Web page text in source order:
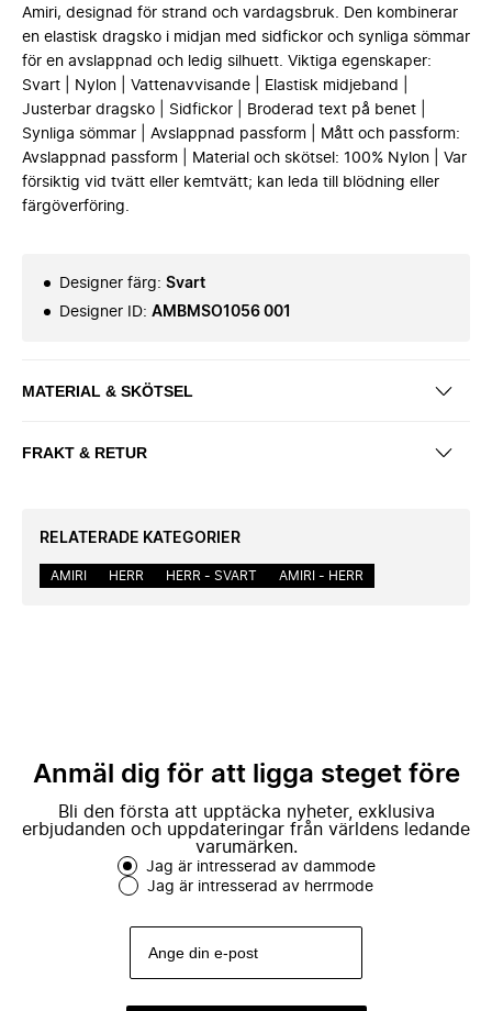
Amiri, designad för strand och vardagsbruk. Den kombinerar
en elastisk dragsko i midjan med sidfickor och synliga sömmar
för en avslappnad och ledig silhuett. Viktiga egenskaper:
Svart | Nylon | Vattenavvisande | Elastisk midjeband |
Justerbar dragsko | Sidfickor | Broderad text på benet |
Synliga sömmar | Avslappnad passform | Mått och passform:
Avslappnad passform | Material och skötsel: 100% Nylon | Var
försiktig vid tvätt eller kemtvätt; kan leda till blödning eller
färgöverföring.
Designer färg: Svart
Designer ID: AMBMSO1056 001
MATERIAL & SKÖTSEL
FRAKT & RETUR
RELATERADE KATEGORIER
AMIRI HERR HERR - SVART AMIRI - HERR
Anmäl dig för att ligga steget före
Bli den första att upptäcka nyheter, exklusiva
erbjudanden och uppdateringar från världens ledande
varumärken.
Jag är intresserad av dammode
Jag är intresserad av herrmode